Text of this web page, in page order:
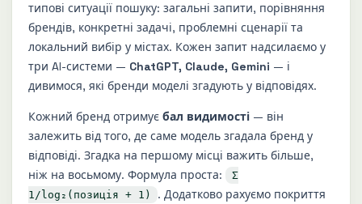
типові ситуації пошуку: загальні запити, порівняння
брендів, конкретні задачі, проблемні сценарії та
локальний вибір у містах. Кожен запит надсилаємо у
три AI-системи — ChatGPT, Claude, Gemini — і
дивимося, які бренди моделі згадують у відповідях.
Кожний бренд отримує бал видимості — він
залежить від того, де саме модель згадала бренд у
відповіді. Згадка на першому місці важить більше,
ніж на восьмому. Формула проста:
Σ
1/log₂(позиція + 1)
. Додатково рахуємо покриття